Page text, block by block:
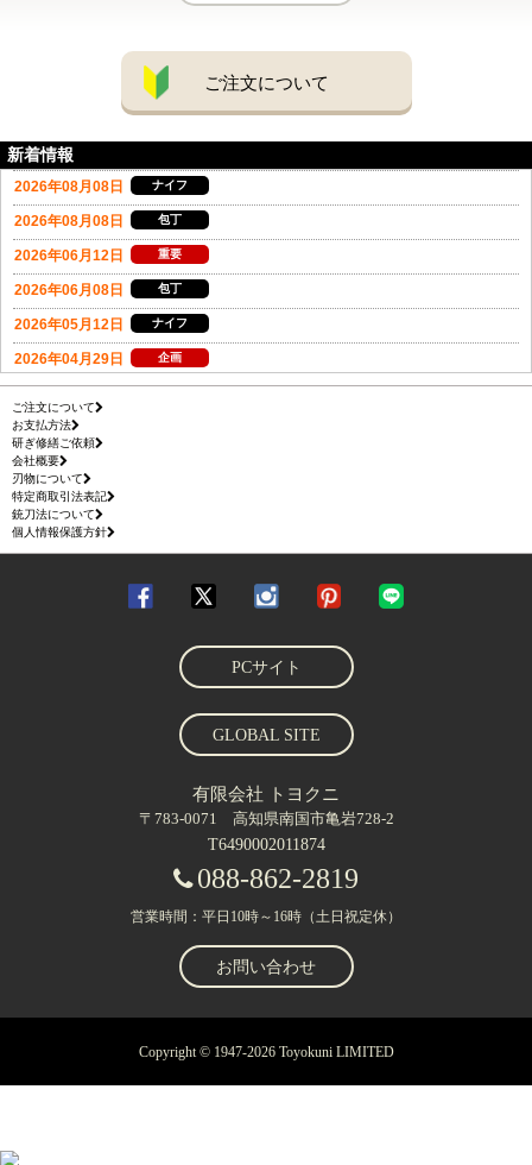
ご注文について
新着情報
ご注文について
お支払方法
研ぎ修繕ご依頼
会社概要
刃物について
特定商取引法表記
銃刀法について
個人情報保護方針
PCサイト
GLOBAL SITE
有限会社 トヨクニ
〒783-0071 高知県南国市亀岩728-2
T6490002011874
088-862-2819
営業時間：平日10時～16時（土日祝定休）
お問い合わせ
Copyright © 1947-2026 Toyokuni LIMITED